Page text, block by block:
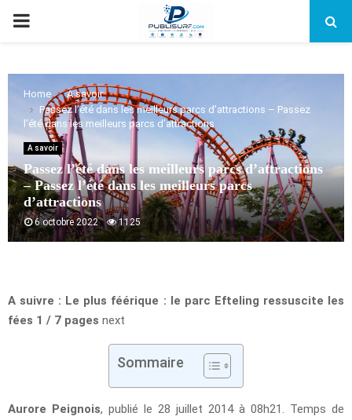
PRIMARY
Home
A savoir
Passez l’été dans les meilleurs parcs d’attractions – Passez
l’été dans les meilleurs parcs d’attractions
A savoir
Passez l’été dans les meilleurs parcs d’attractions
– Passez l’été dans les meilleurs parcs
d’attractions
6 octobre 2022 1125
A suivre : Le plus féérique : le parc Efteling ressuscite les
fées 1 / 7 pages next
Sommaire
Aurore Peignois, publié le 28 juillet 2014 à 08h21. Temps de